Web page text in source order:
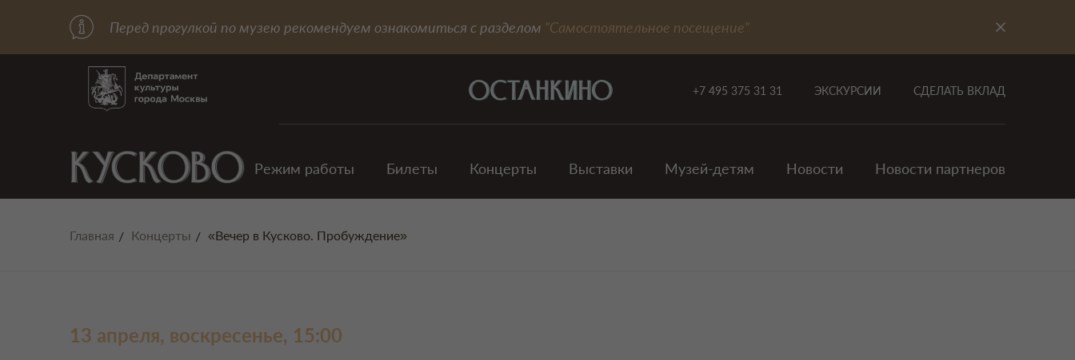
Перед прогулкой по музею рекомендуем ознакомиться с разделом "Самостоятельное посещение"
+7 495 375 31 31 ЭКСКУРСИИ СДЕЛАТЬ ВКЛАД
Режим работы Билеты Концерты Выставки Музей-детям Новости Новости партнеров
Главная Концерты «Вечер в Кусково. Пробуждение»
13 апреля, воскресенье, 15:00